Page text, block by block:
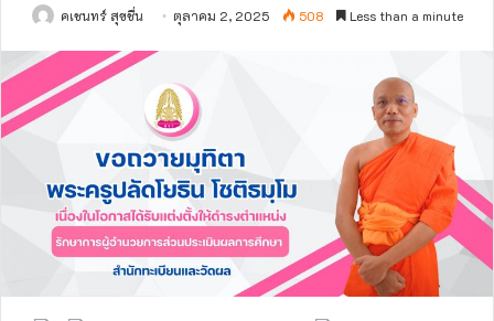
คเชนทร์ สุขชื่น ตุลาคม 2, 2025 508 Less than a minute